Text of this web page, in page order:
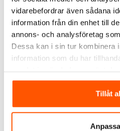
vidarebefordrar även sådana
information från din enhet till
annons- och analysföretag
Dessa kan i sin tur kombinera
information som du har
Tillåt
Anpassa
RELATERADE